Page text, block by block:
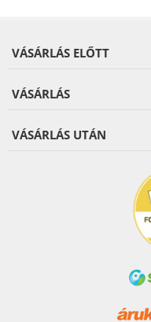
VÁSÁRLÁS ELŐTT
VÁSÁRLÁS
VÁSÁRLÁS UTÁN